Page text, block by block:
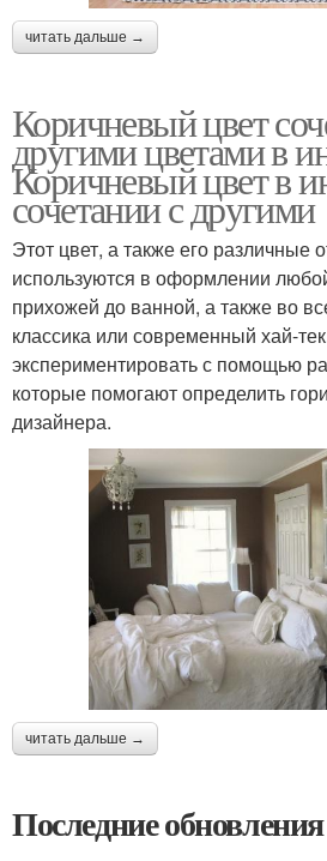
читать дальше →
Коричневый цвет
другими цветами в
Коричневый цвет в
сочетании с другими
Этот цвет, а также его различные
используются в оформлении
прихожей до ванной, а также во
классика или современный хай-
экспериментировать с помощью
которые помогают определить
дизайнера.
читать дальше →
Последние